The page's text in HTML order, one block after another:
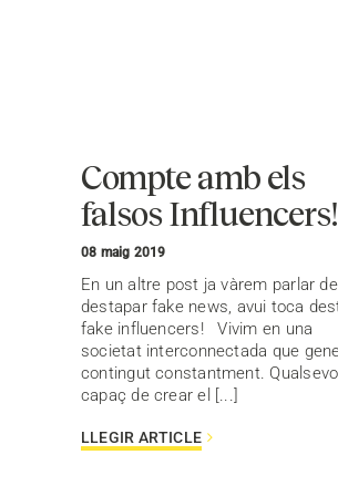
Compte amb els
falsos Influencers!
08 maig 2019
En un altre post ja vàrem parlar
destapar fake news, avui toca
fake influencers! Vivim en una
societat interconnectada que
contingut constantment.
capaç de crear el [...]
LLEGIR ARTICLE